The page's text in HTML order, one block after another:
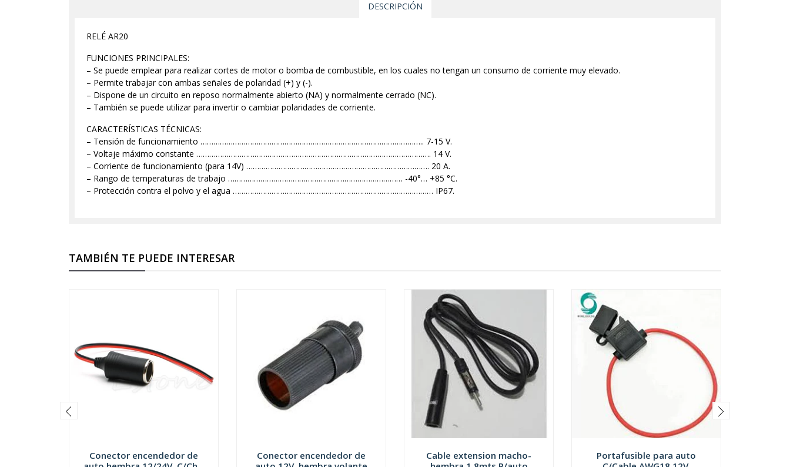
DESCRIPCIÓN
RELÉ AR20
FUNCIONES PRINCIPALES:
– Se puede emplear para realizar cortes de motor o bomba de combustible, en los cuales no tengan un consumo de corriente muy elevado.
– Permite trabajar con ambas señales de polaridad (+) y (-).
– Dispone de un circuito en reposo normalmente abierto (NA) y normalmente cerrado (NC).
– También se puede utilizar para invertir o cambiar polaridades de corriente.
CARACTERÍSTICAS TÉCNICAS:
– Tensión de funcionamiento ………………………………………………………………………………………….. 7-15 V.
– Voltaje máximo constante ………………………………………………………………………………………………. 14 V.
– Corriente de funcionamiento (para 14V) …………………………………………………………………………. 20 A.
– Rango de temperaturas de trabajo ……………………………………………………………………… -40°… +85 °C.
– Protección contra el polvo y el agua ………………………………………………………………………………… IP67.
TAMBIÉN TE PUEDE INTERESAR
Conector encendedor de
Conector encendedor de
Cable extension macho-
Portafusible para auto